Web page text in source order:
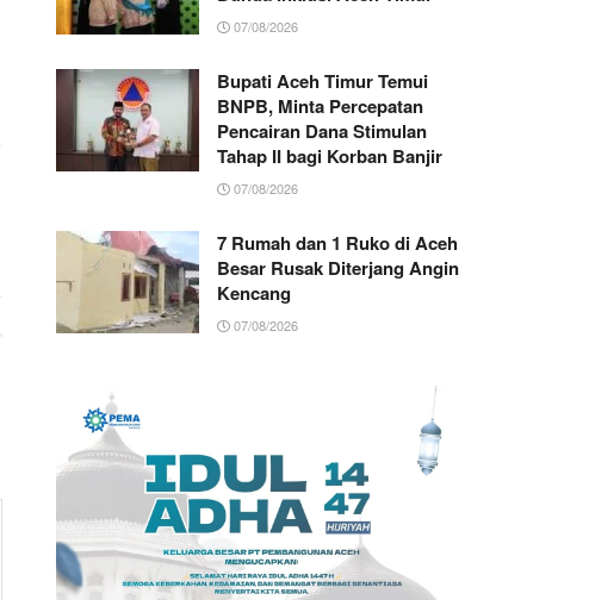
07/08/2026
Bupati Aceh Timur Temui
BNPB, Minta Percepatan
Pencairan Dana Stimulan
Tahap II bagi Korban Banjir
07/08/2026
7 Rumah dan 1 Ruko di Aceh
Besar Rusak Diterjang Angin
Kencang
07/08/2026